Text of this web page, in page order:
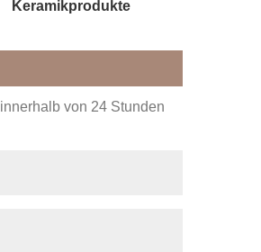
Keramikprodukte
von 24 Stunden